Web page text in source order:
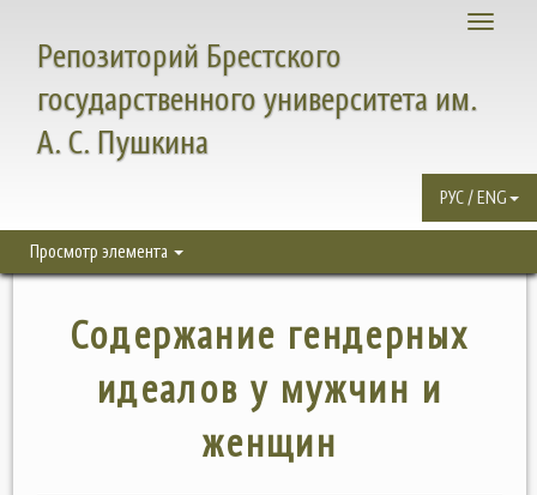
Toggle
Репозиторий Брестского
государственного университета им.
А. С. Пушкина
РУС / ENG
Просмотр элемента
Содержание гендерных
идеалов у мужчин и
женщин